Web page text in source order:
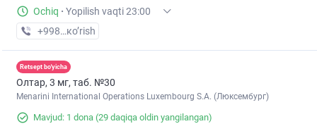
Ochiq · Yopilish vaqti 23:00
+998 (55) XXX-XX-XX
кo’rish
Retsept bo'yicha
Олтар, 3 мг, таб. №30
Menarini International Operations Luxembourg S.A. (Люксембург)
Mavjud: 1 dona (29 daqiqa oldin yangilangan)